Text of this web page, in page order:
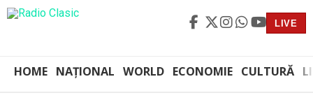
LIVE
HOME NAȚIONAL WORLD ECONOMIE CULTURĂ